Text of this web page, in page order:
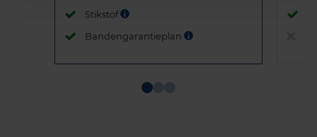
Stikstof
Bandengarantieplan